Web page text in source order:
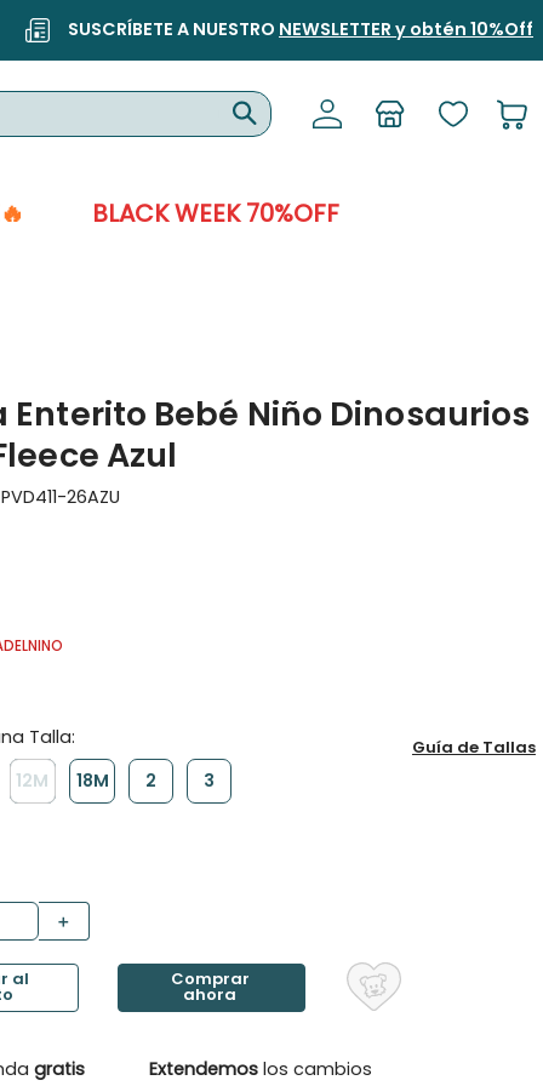
SUSCRÍBETE A NUESTRO NEWSLETTER y obtén 10%Off
BLACK WEEK 70%OFF
Enterito Bebé Niño Dinosaurios
Azul
PVD411-26AZU
12M 18M 2 3
Guía de Tallas
＋
gratis
Extendemos los cambios